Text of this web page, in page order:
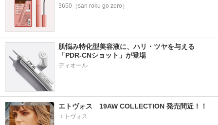
3650（san roku go zero）
肌悩み特化型美容液に、ハリ・ツヤを与える
「PDR-CNショット」が登場
エトヴォス　19AW COLLECTION 発売間近！！
エトヴォス